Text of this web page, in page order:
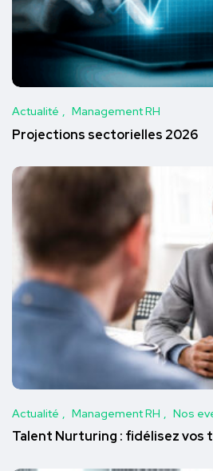
Actualité Management RH
Projections sectorielles 2026
Actualité Management RH Nos
Talent Nurturing : fidélisez vos